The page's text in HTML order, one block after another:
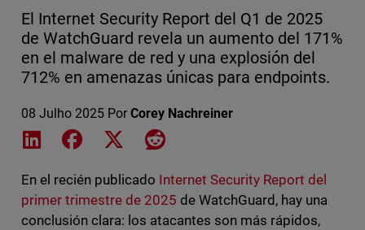
El Internet Security Report del Q1 de 2025
de WatchGuard revela un aumento del 171%
en el malware de red y una explosión del
712% en amenazas únicas para endpoints.
08 Julho 2025 Por Corey Nachreiner
Share on LinkedIn
Share on Facebook
Share on XShare on Reddit
En el recién publicado Internet Security Report del
primer trimestre de 2025 de WatchGuard, hay una
conclusión clara: los atacantes son más rápidos,